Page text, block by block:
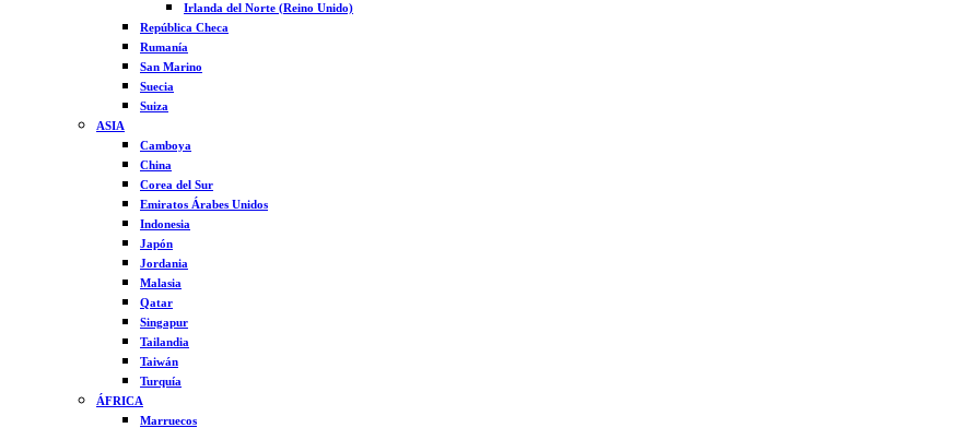
Irlanda del Norte (Reino Unido)
República Checa
Rumanía
San Marino
Suecia
Suiza
ASIA
Camboya
China
Corea del Sur
Emiratos Árabes Unidos
Indonesia
Japón
Jordania
Malasia
Qatar
Singapur
Tailandia
Taiwán
Turquía
ÁFRICA
Marruecos